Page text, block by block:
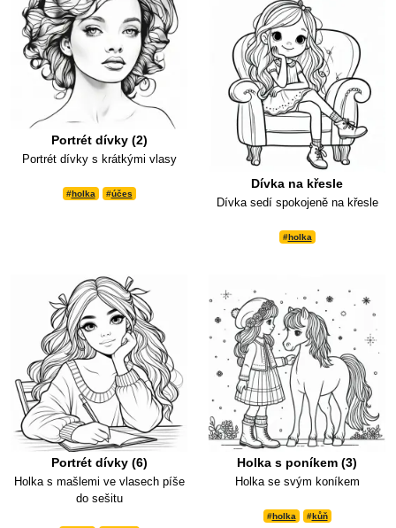
Portrét dívky (2)
Portrét dívky s krátkými vlasy
#holka #účes
Dívka na křesle
Dívka sedí spokojeně na křesle
#holka
Portrét dívky (6)
Holka s mašlemi ve vlasech píše
do sešitu
Holka s poníkem (3)
Holka se svým koníkem
#holka #kůň